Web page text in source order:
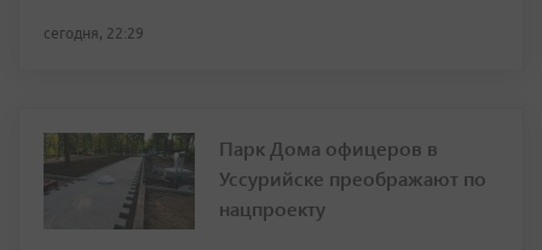
сегодня, 22:29
Парк Дома офицеров в
Уссурийске преображают по
нацпроекту